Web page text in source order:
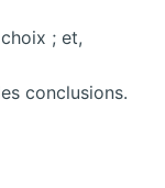
; et,
conclusions.